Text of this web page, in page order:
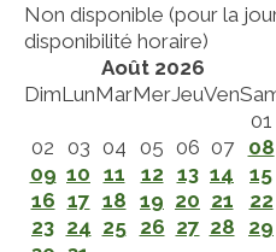
Non disponible (pour la
disponibilité horaire)
Août 2026
DimLunMarMerJeuVen
01
02 03 04 05 06 07
08
09 10 11 12 13 14
15
16 17 18 19 20 21
22
23 24 25 26 27 28
29